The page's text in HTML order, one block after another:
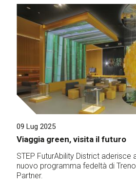
09 Lug 2025
Viaggia green, visita il futuro
STEP FuturAbility District aderisce
nuovo programma fedeltà di
Partner.